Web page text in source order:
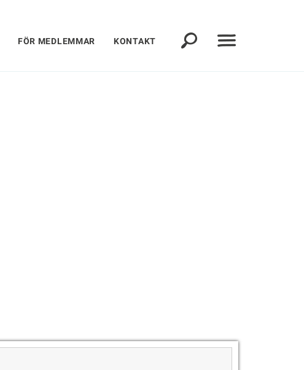
FÖR MEDLEMMAR KONTAKT